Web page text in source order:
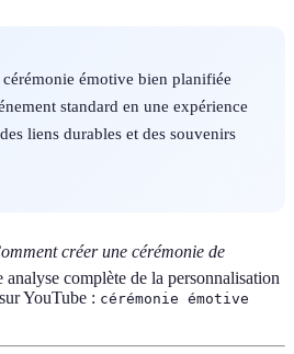
émotive bien planifiée
standard en une expérience
liens durables et des souvenirs
créer une cérémonie de
analyse complète de la personnalisation
YouTube : cérémonie émotive